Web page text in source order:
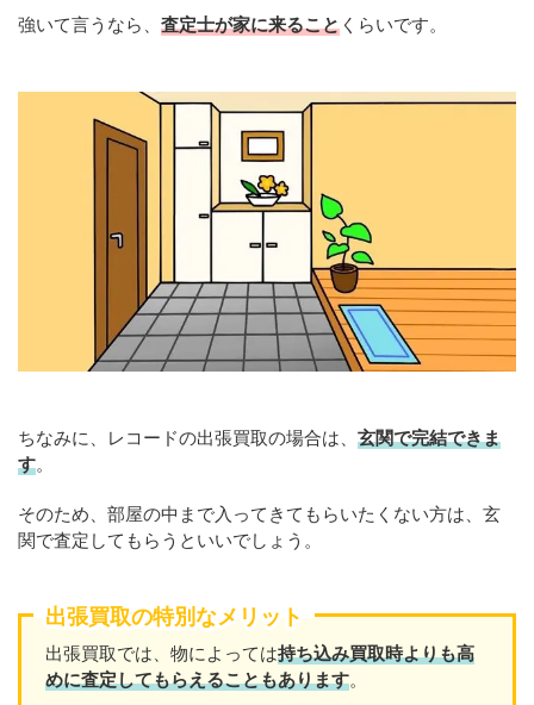
強いて言うなら、 査定士が家に来ること くらいです。
ちなみに、レコードの出張買取の場合は、 玄関で完結できま
す。
そのため、部屋の中まで入ってきてもらいたくない方は、玄
関で査定してもらうといいでしょう。
出張買取の特別なメリット
出張買取では、物によっては持ち込み買取時よりも高
めに査定してもらえることもあります。